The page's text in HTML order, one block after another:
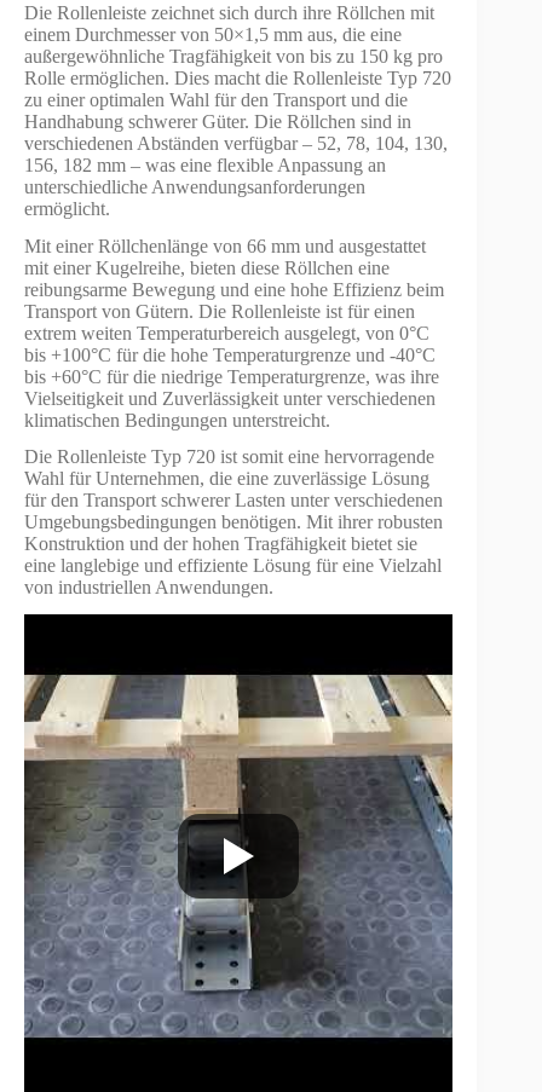
Die Rollenleiste zeichnet sich durch ihre Röllchen mit
einem Durchmesser von 50×1,5 mm aus, die eine
außergewöhnliche Tragfähigkeit von bis zu 150 kg pro
Rolle ermöglichen. Dies macht die Rollenleiste Typ 720
zu einer optimalen Wahl für den Transport und die
Handhabung schwerer Güter. Die Röllchen sind in
verschiedenen Abständen verfügbar – 52, 78, 104, 130,
156, 182 mm – was eine flexible Anpassung an
unterschiedliche Anwendungsanforderungen
ermöglicht.
Mit einer Röllchenlänge von 66 mm und ausgestattet
mit einer Kugelreihe, bieten diese Röllchen eine
reibungsarme Bewegung und eine hohe Effizienz beim
Transport von Gütern. Die Rollenleiste ist für einen
extrem weiten Temperaturbereich ausgelegt, von 0°C
bis +100°C für die hohe Temperaturgrenze und -40°C
bis +60°C für die niedrige Temperaturgrenze, was ihre
Vielseitigkeit und Zuverlässigkeit unter verschiedenen
klimatischen Bedingungen unterstreicht.
Die Rollenleiste Typ 720 ist somit eine hervorragende
Wahl für Unternehmen, die eine zuverlässige Lösung
für den Transport schwerer Lasten unter verschiedenen
Umgebungsbedingungen benötigen. Mit ihrer robusten
Konstruktion und der hohen Tragfähigkeit bietet sie
eine langlebige und effiziente Lösung für eine Vielzahl
von industriellen Anwendungen.